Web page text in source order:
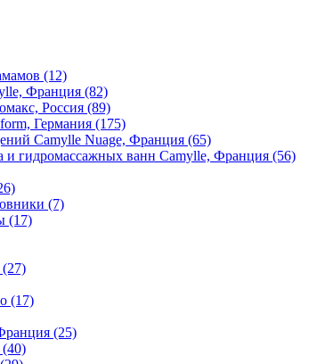
(12)
Франция (82)
Россия (89)
Германия (175)
Camylle Nuage, Франция (65)
и гидромассажных ванн Camylle, Франция (56)
(7)
(17)
(27)
(17)
(25)